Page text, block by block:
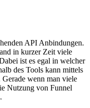
API Anbindungen.
in kurzer Zeit viele
ist es egal in welcher
des Tools kann mittels
Gerade wenn man viele
Nutzung von Funnel